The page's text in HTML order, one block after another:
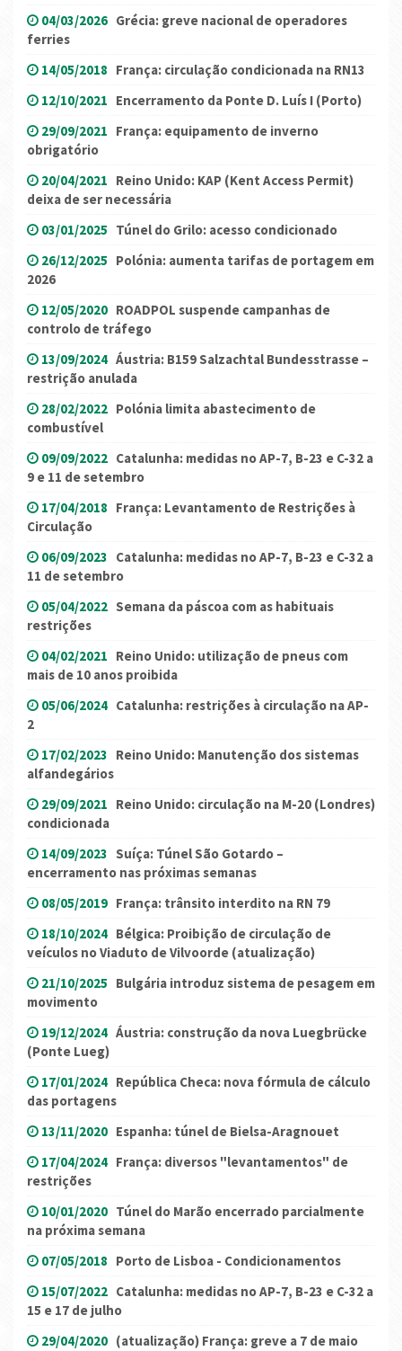
04/03/2026 Grécia: greve nacional de operadores
ferries
14/05/2018 França: circulação condicionada na RN13
12/10/2021 Encerramento da Ponte D. Luís I (Porto)
29/09/2021 França: equipamento de inverno
obrigatório
20/04/2021 Reino Unido: KAP (Kent Access Permit)
deixa de ser necessária
03/01/2025 Túnel do Grilo: acesso condicionado
26/12/2025 Polónia: aumenta tarifas de portagem em
2026
12/05/2020 ROADPOL suspende campanhas de
controlo de tráfego
13/09/2024 Áustria: B159 Salzachtal Bundesstrasse –
restrição anulada
28/02/2022 Polónia limita abastecimento de
combustível
09/09/2022 Catalunha: medidas no AP-7, B-23 e C-32 a
9 e 11 de setembro
17/04/2018 França: Levantamento de Restrições à
Circulação
06/09/2023 Catalunha: medidas no AP-7, B-23 e C-32 a
11 de setembro
05/04/2022 Semana da páscoa com as habituais
restrições
04/02/2021 Reino Unido: utilização de pneus com
mais de 10 anos proibida
05/06/2024 Catalunha: restrições à circulação na AP-
2
17/02/2023 Reino Unido: Manutenção dos sistemas
alfandegários
29/09/2021 Reino Unido: circulação na M-20 (Londres)
condicionada
14/09/2023 Suíça: Túnel São Gotardo –
encerramento nas próximas semanas
08/05/2019 França: trânsito interdito na RN 79
18/10/2024 Bélgica: Proibição de circulação de
veículos no Viaduto de Vilvoorde (atualização)
21/10/2025 Bulgária introduz sistema de pesagem em
movimento
19/12/2024 Áustria: construção da nova Luegbrücke
(Ponte Lueg)
17/01/2024 República Checa: nova fórmula de cálculo
das portagens
13/11/2020 Espanha: túnel de Bielsa-Aragnouet
17/04/2024 França: diversos "levantamentos" de
restrições
10/01/2020 Túnel do Marão encerrado parcialmente
na próxima semana
07/05/2018 Porto de Lisboa - Condicionamentos
15/07/2022 Catalunha: medidas no AP-7, B-23 e C-32 a
15 e 17 de julho
29/04/2020 (atualização) França: greve a 7 de maio